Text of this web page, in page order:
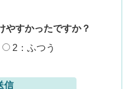
やすかったですか？
2：ふつう